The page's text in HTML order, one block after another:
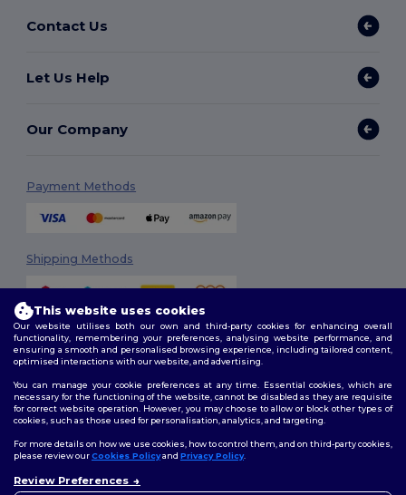
Contact Us
Let Us Help
Our Company
Payment Methods
Shipping Methods
2026. All Rights Reserved
Terms & Conditions| Customization Policy
Follow Us
This website uses cookies
Our website utilises both our own and third-party cookies for enhancing overall
functionality, remembering your preferences, analysing website performance, and
ensuring a smooth and personalised browsing experience, including tailored content,
optimised interactions with our website, and advertising.
You can manage your cookie preferences at any time. Essential cookies, which are
necessary for the functioning of the website, cannot be disabled as they are requisite
for correct website operation. However, you may choose to allow or block other types of
cookies, such as those used for personalisation, analytics, and targeting.
For more details on how we use cookies, how to control them, and on third-party cookies,
please review ourCookies Policyand Privacy Policy.
Review Preferences